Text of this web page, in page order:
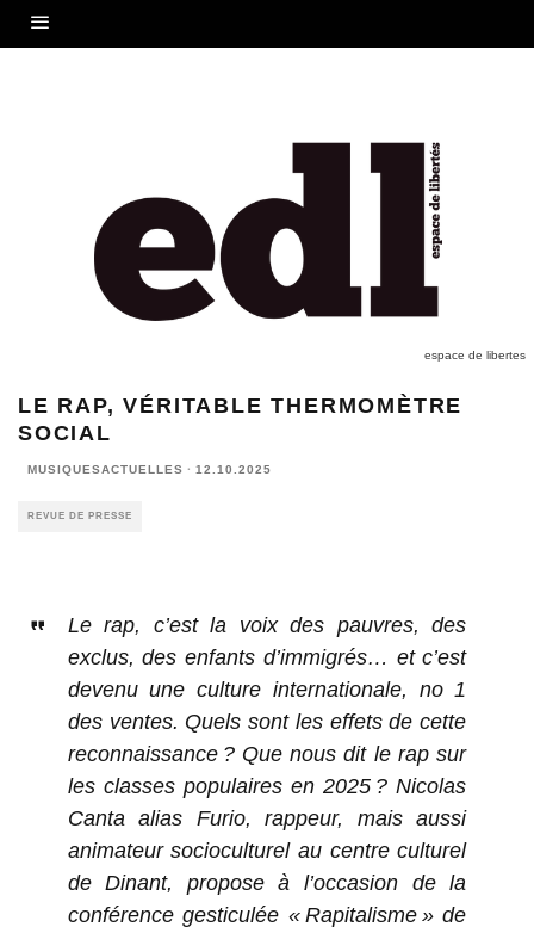
espace de libertes
LE RAP, VÉRITABLE THERMOMÈTRE
SOCIAL
MUSIQUESACTUELLES · 12.10.2025
REVUE DE PRESSE
Le rap, c’est la voix des pauvres, des
exclus, des enfants d’immigrés… et c’est
devenu une culture internationale, no 1
des ventes. Quels sont les effets de cette
reconnaissance ? Que nous dit le rap sur
les classes populaires en 2025 ? Nicolas
Canta alias Furio, rappeur, mais aussi
animateur socioculturel au centre culturel
de Dinant, propose à l’occasion de la
conférence gesticulée « Rapitalisme » de